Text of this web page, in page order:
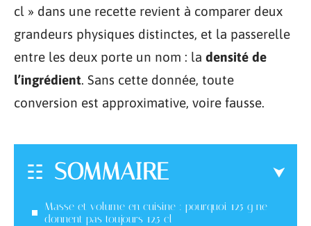
cl » dans une recette revient à comparer deux
grandeurs physiques distinctes, et la passerelle
entre les deux porte un nom : la densité de
l’ingrédient. Sans cette donnée, toute
conversion est approximative, voire fausse.
SOMMAIRE
Masse et volume en cuisine : pourquoi 125 g ne
donnent pas toujours 12,5 cl